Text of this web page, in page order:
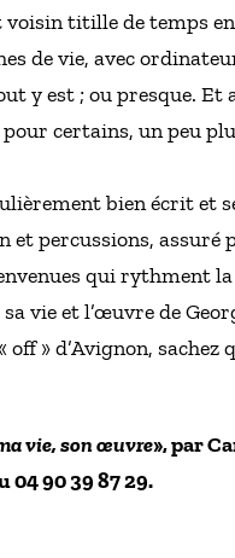
voisin titille de temps
de vie, avec
y est ; ou presque.
certains, un peu
bien écrit et
et percussions, assuré
qui rythment
vie et l’œuvre de
off » d’Avignon,
vie, son œuvre», par
04 90 39 87 29.